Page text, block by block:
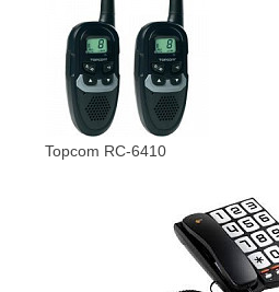
Topcom RC-6410